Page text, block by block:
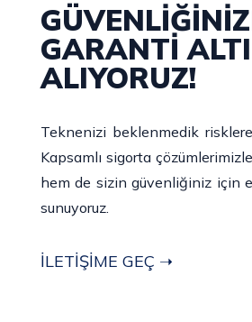
GARANTİ
ALIYORUZ!
Teknenizi beklenmedik risklere
Kapsamlı sigorta
hem de sizin güvenliğiniz için
sunuyoruz.
İLETİŞİME GEÇ ➝